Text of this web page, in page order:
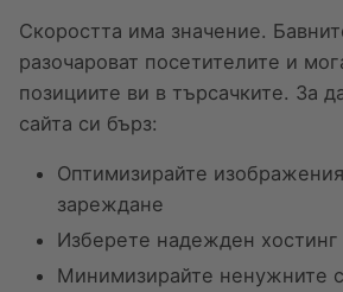
Скоростта има значение.
разочароват посетителите и
позициите ви в търсачките. За
сайта си бърз:
Оптимизирайте
зареждане
Изберете надежден хостинг
Минимизирайте ненужните